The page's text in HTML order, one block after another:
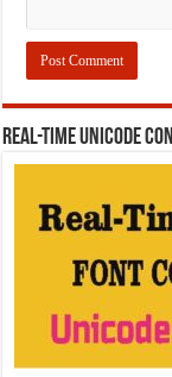
REAL-TIME UNICODE